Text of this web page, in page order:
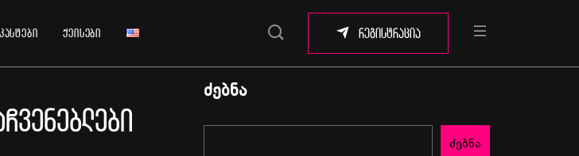
ქეისები რეგისტრაცია
ძებნა
ძებნა